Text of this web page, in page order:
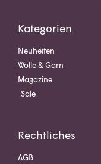
Kategorien
Neuheiten
Wolle & Garn
Magazine
Sale
Rechtliches
AGB